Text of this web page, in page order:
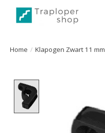
Home / Klapogen Zwart 11 mm